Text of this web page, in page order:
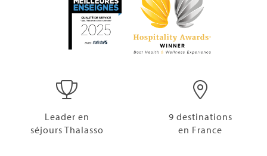
Leader en
séjours Thalasso
9 destinations
en France